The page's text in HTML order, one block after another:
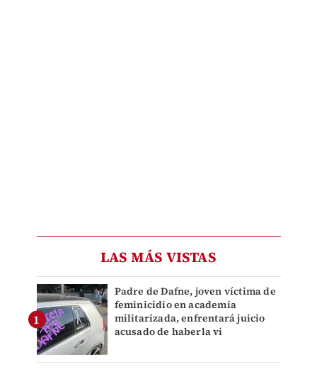
LAS MÁS VISTAS
Padre de Dafne, joven víctima de
feminicidio en academia
militarizada, enfrentará juicio
acusado de haberla vi